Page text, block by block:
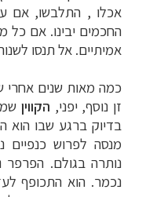
אכלו , התלבשו, אם
החכמים יבינו. אם כל
אמיתיים. אל תנסו
כמה מאות שנים אחרי
זן נוסף, יפני, הקווין
בדיוק ברגע שבו הוא
מנסה לפרוש
נותרה בגולם. הפרפר
נכמר. הוא התכופף